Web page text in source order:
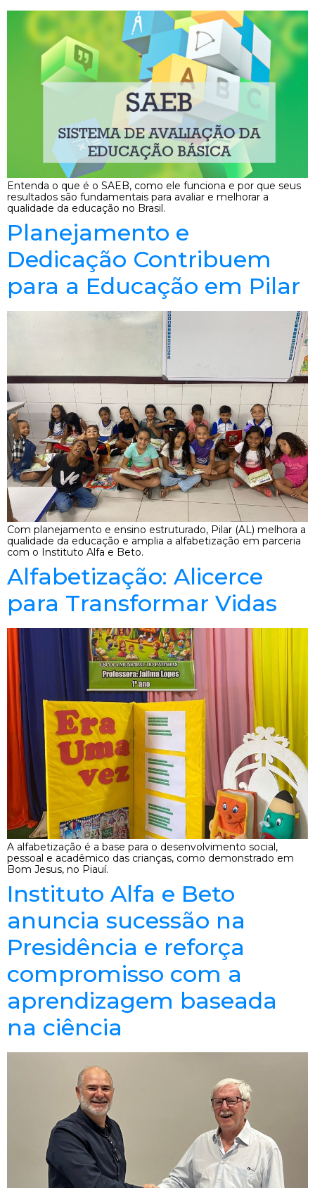
Entenda o que é o SAEB, como ele funciona e por que seus
resultados são fundamentais para avaliar e melhorar a
qualidade da educação no Brasil.
Planejamento e
Dedicação Contribuem
para a Educação em Pilar
Com planejamento e ensino estruturado, Pilar (AL) melhora a
qualidade da educação e amplia a alfabetização em parceria
com o Instituto Alfa e Beto.
Alfabetização: Alicerce
para Transformar Vidas
A alfabetização é a base para o desenvolvimento social,
pessoal e acadêmico das crianças, como demonstrado em
Bom Jesus, no Piauí.
Instituto Alfa e Beto
anuncia sucessão na
Presidência e reforça
compromisso com a
aprendizagem baseada
na ciência